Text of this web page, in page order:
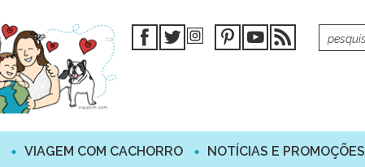
VIAGEM COM CACHORRO NOTÍCIAS E PROMOÇÕES